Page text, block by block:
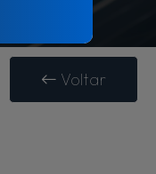
Voltar